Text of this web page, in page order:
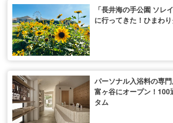
「長井海の手公園 ソレ
に行ってきた！ひまわ
パーソナル入浴料の専
富ヶ谷にオープン！100
タム